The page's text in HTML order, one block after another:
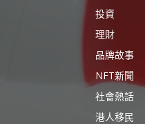
投資
理財
品牌故事
NFT新聞
社會熱話
港人移民